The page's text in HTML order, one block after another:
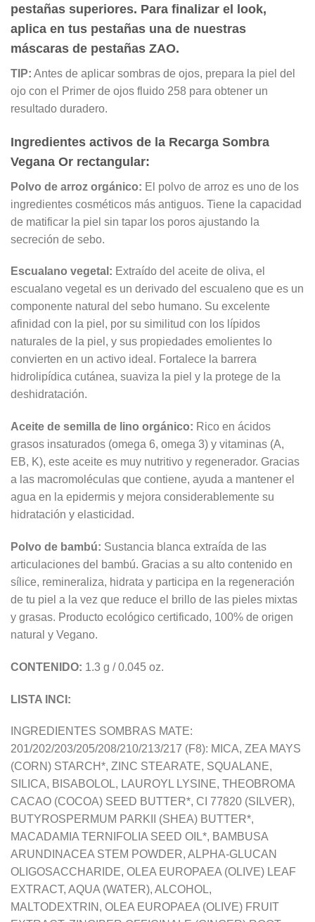
pestañas superiores. Para finalizar el look,
aplica en tus pestañas una de nuestras
máscaras de pestañas ZAO.
TIP: Antes de aplicar sombras de ojos, prepara la piel del
ojo con el Primer de ojos fluido 258 para obtener un
resultado duradero.
Ingredientes activos de la Recarga Sombra
Vegana Or rectangular:
Pol vo de arroz orgánico: El polvo de arroz es uno de los
ingredientes cosméticos más antiguos. Tiene la capacidad
de matificar la piel sin tapar los poros ajustando la
secreción de sebo.
Escualano vegetal : Extraído del aceite de oliva, el
escualano vegetal es un derivado del escualeno que es un
componente natural del sebo humano. Su excelente
afinidad con la piel, por su similitud con los lípidos
naturales de la piel, y sus propiedades emolientes lo
convierten en un activo ideal. Fortalece la barrera
hidrolipídica cutánea, suaviza la piel y la protege de la
deshidratación.
Aceite de semilla de lino orgánico: Rico en ácidos
grasos insaturados (omega 6, omega 3) y vitaminas (A,
EB, K), este aceite es muy nutritivo y regenerador. Gracias
a las macromoléculas que contiene, ayuda a mantener el
agua en la epidermis y mejora considerablemente su
hidratación y elasticidad.
Polvo de bambú: Sustancia blanca extraída de las
articulaciones del bambú. Gracias a su alto contenido en
sílice, remineraliza, hidrata y participa en la regeneración
de tu piel a la vez que reduce el brillo de las pieles mixtas
y grasas. Producto ecológico certificado, 100% de origen
natural y Vegano.
CONTENIDO: 1.3 g / 0.045 oz.
LISTA INCI:
INGREDIENTES SOMBRAS MATE:
201/202/203/205/208/210/213/217 (F8): MICA, ZEA MAYS
(CORN) STARCH*, ZINC STEARATE, SQUALANE,
SILICA, BISABOLOL, LAUROYL LYSINE, THEOBROMA
CACAO (COCOA) SEED BUTTER*, CI 77820 (SILVER),
BUTYROSPERMUM PARKII (SHEA) BUTTER*,
MACADAMIA TERNIFOLIA SEED OIL*, BAMBUSA
ARUNDINACEA STEM POWDER, ALPHA-GLUCAN
OLIGOSACCHARIDE, OLEA EUROPAEA (OLIVE) LEAF
EXTRACT, AQUA (WATER), ALCOHOL,
MALTODEXTRIN, OLEA EUROPAEA (OLIVE) FRUIT